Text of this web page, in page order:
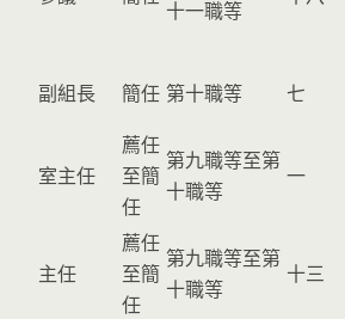
十一職等
副組長
簡任 第十職等 七
室主任
薦任
至簡
任
第九職等至第
十職等
一
主任
薦任
至簡
任
第九職等至第
十職等
十三